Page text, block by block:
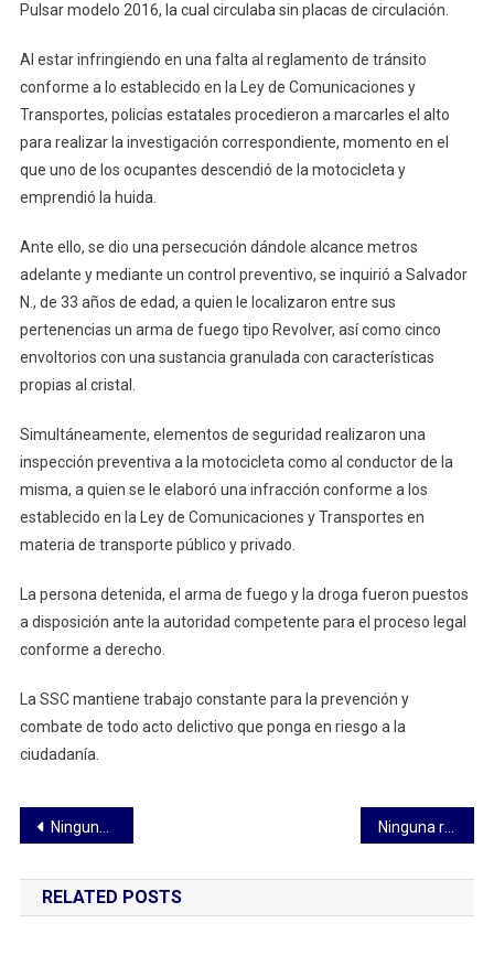
Pulsar modelo 2016, la cual circulaba sin placas de circulación.
Al estar infringiendo en una falta al reglamento de tránsito
conforme a lo establecido en la Ley de Comunicaciones y
Transportes, policías estatales procedieron a marcarles el alto
para realizar la investigación correspondiente, momento en el
que uno de los ocupantes descendió de la motocicleta y
emprendió la huida.
Ante ello, se dio una persecución dándole alcance metros
adelante y mediante un control preventivo, se inquirió a Salvador
N., de 33 años de edad, a quien le localizaron entre sus
pertenencias un arma de fuego tipo Revolver, así como cinco
envoltorios con una sustancia granulada con características
propias al cristal.
Simultáneamente, elementos de seguridad realizaron una
inspección preventiva a la motocicleta como al conductor de la
misma, a quien se le elaboró una infracción conforme a los
establecido en la Ley de Comunicaciones y Transportes en
materia de transporte público y privado.
La persona detenida, el arma de fuego y la droga fueron puestos
a disposición ante la autoridad competente para el proceso legal
conforme a derecho.
La SSC mantiene trabajo constante para la prevención y
combate de todo acto delictivo que ponga en riesgo a la
ciudadanía.
Navegación
de
entradas
Ninguna reforma judicial tendrá resultados exitosos si no va de la mano con un presupuesto adecuado: Anel Bañuelos Ninguna reforma judicial tendrá resultados exitosos si no va de la mano con un presupuesto adecuado: Anel Bañuelos
RELATED POSTS